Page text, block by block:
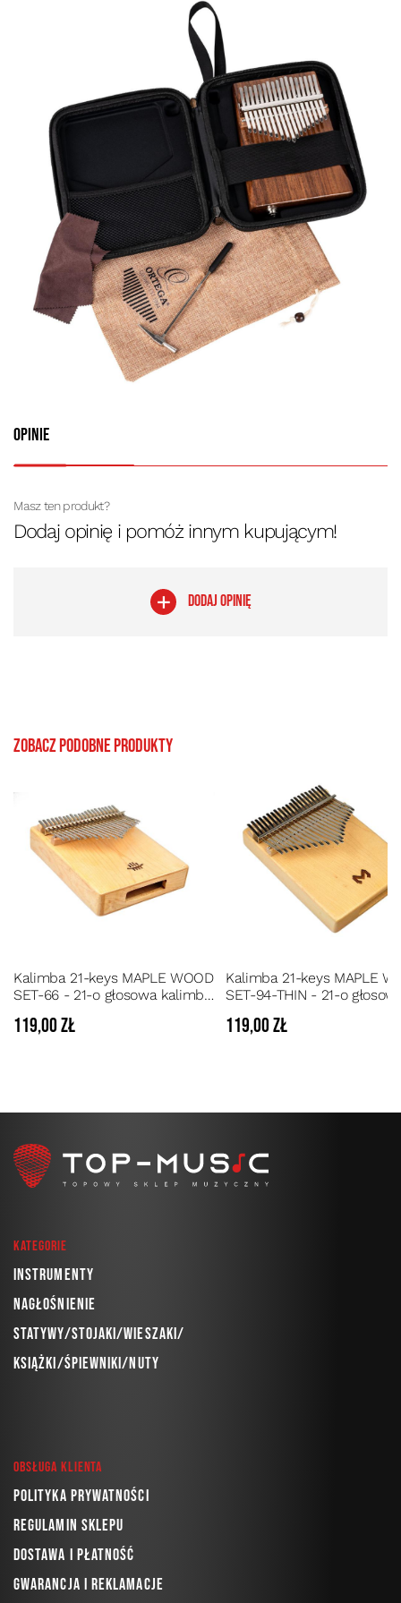
Opinie
Masz ten produkt?
Dodaj opinię i pomóż innym kupującym!
DODAJ OPINIĘ
Zobacz podobne produkty
Kalimba 21-keys MAPLE WOOD
SET-66 - 21-o głosowa kalimba
zestawem akcesoriów
119,00 zł
Kalimba 21-keys MAPLE
SET-94-THIN - 21-o
z zestawem akcesoriów
119,00 zł
Kategorie
Instrumenty
Nagłośnienie
Statywy/Stojaki/Wieszaki/
Książki/Śpiewniki/Nuty
Obsługa klienta
Polityka prywatności
Regulamin sklepu
Dostawa i płatność
Gwarancja i reklamacje